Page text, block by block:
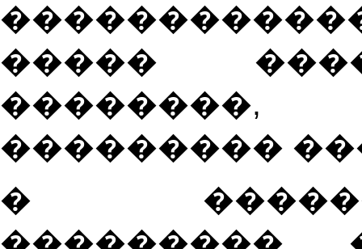
�����
��������,
���������
�